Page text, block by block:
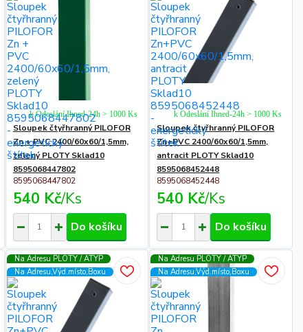
Sloupek čtyřhranný PILOFOR
Zn + PVC 2400/60x60/1,5mm,
zelený PLOTY Sklad10
8595068447802
8595068447802
540 Kč/Ks
k Odeslání Ihned-24h > 1000 Ks
Do košíku
Sloupek čtyřhranný PILOFOR
Zn+PVC 2400/60x60/1,5mm,
antracit PLOTY Sklad10
8595068452448
8595068452448
540 Kč/Ks
k Odeslání Ihned-24h > 1000 Ks
Do košíku
Na Adresu PLOTY / ATYP
Na Adresu,Výd.místo,Boxu
Na Adresu PLOTY / ATYP
Na Adresu,Výd.místo,Boxu